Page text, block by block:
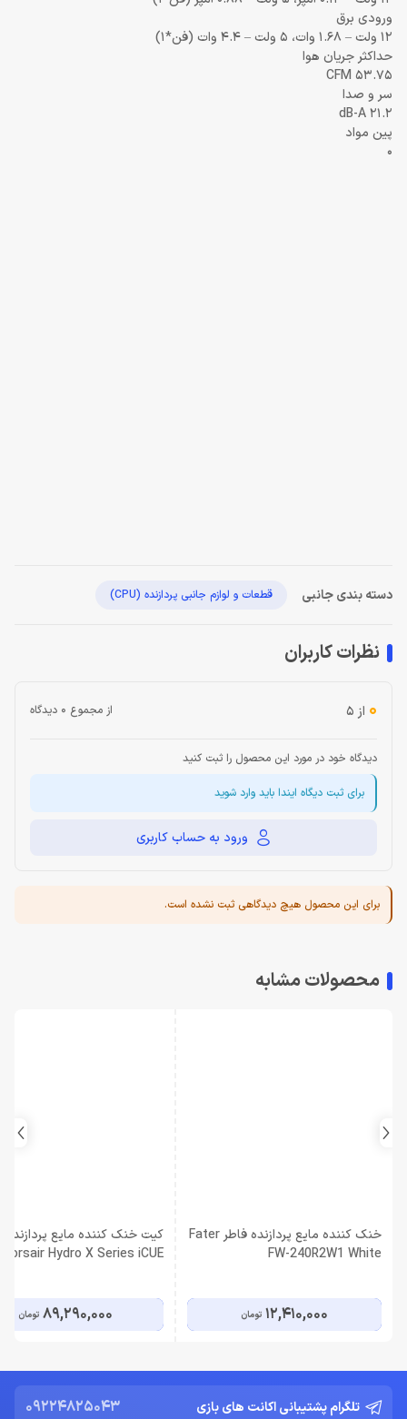
ورودی برق
12 ولت – 1.68 وات، 5 ولت – 4.4 وات (فن*1)
حداکثر جریان هوا
53.75 CFM
سر و صدا
21.2 dB-A
پین مواد
0
دسته بندی جانبی قطعات و لوازم جانبی پردازنده (CPU)
نظرات کاربران
0 از ۵ از مجموع 0 دیدگاه
دیدگاه خود در مورد این محصول را ثبت کنید
برای ثبت دیگاه ایندا باید وارد شوید
ورود به حساب کاربری
برای این محصول هیچ دیدگاهی ثبت نشده است.
محصولات مشابه
خنک کننده مایع پردازنده فاطر Fater
FW-240R2W1 White
12,410,000 تومان
کیت خنک کننده مایع پردازنده
Corsair Hydro X Series iCUE
89,290,000 تومان
تلگرام پشتیبانی اکانت های بازی 09224825043